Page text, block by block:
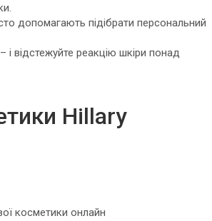
допомагають підібрати персональний
відстежуйте реакцію шкіри понад
Hillary
косметики онлайн